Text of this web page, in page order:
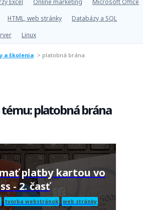
Excel Online marketing
Microsoft Office
HTML, web stránky
Databázy a SQL
Linux
a školenia > platobná brána
platobná brána
platby kartou vo
- 2. časť
tvorba webstránok
web stránky